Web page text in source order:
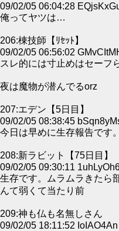
09/02/05 06:04:28
俺ってヤツは…
206:棟技師【ﾘｾｯﾄ】
09/02/05 06:56:02
スレ的には寸止めはセーフ
夜は魔物が潜んでるorz
207:エデン【5日目】
09/02/05 08:38:45
今日は早めに生存報告です。
208:新ラビット【75日目】
09/02/05 09:30:11
生存です。ムラムラきたら
んて弱くて当たり前
209:神も仏も名無しさん
09/02/05 18:11:52 IoIAO4An